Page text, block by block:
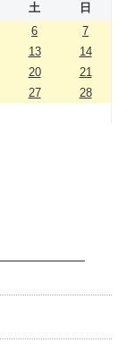
土
日
6
7
13
14
20
21
27
28